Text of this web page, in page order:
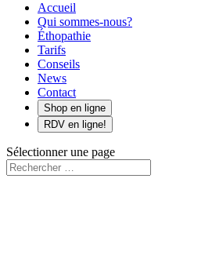
Accueil
Qui sommes-nous?
Éthopathie
Tarifs
Conseils
News
Contact
Shop en ligne
RDV en ligne!
Sélectionner une page